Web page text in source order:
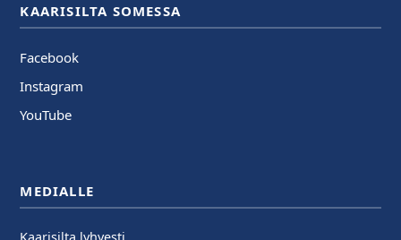
KAARISILTA SOMESSA
Facebook
Instagram
YouTube
MEDIALLE
Kaarisilta lyhyesti